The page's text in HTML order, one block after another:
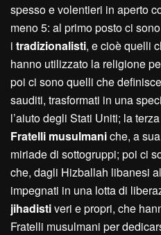
spesso e volentieri in aperto
meno 5: al primo posto ci
i tradizionalisti, e cioè quelli
hanno utilizzato la religione
poi ci sono quelli che
sauditi, trasformati in una
l’aiuto degli Stati Uniti; la
Fratelli musulmaniche, a
miriade di sottogruppi; poi ci
che, dagli Hizballah libanesi
impegnati in una lotta di
jihadistiveri e propri, che
Fratelli musulmani per